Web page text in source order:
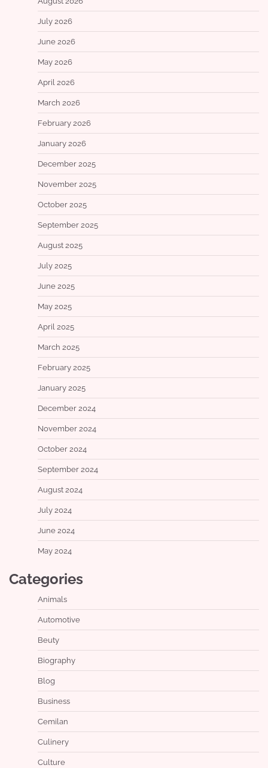
July 2026
June 2026
May 2026
April 2026
March 2026
February 2026
January 2026
December 2025
November 2025
October 2025
September 2025
August 2025
July 2025
June 2025
May 2025
April 2025
March 2025
February 2025
January 2025
December 2024
November 2024
October 2024
September 2024
August 2024
July 2024
June 2024
May 2024
Categories
Animals
Automotive
Beuty
Biography
Blog
Business
Cemilan
Culinery
Culture